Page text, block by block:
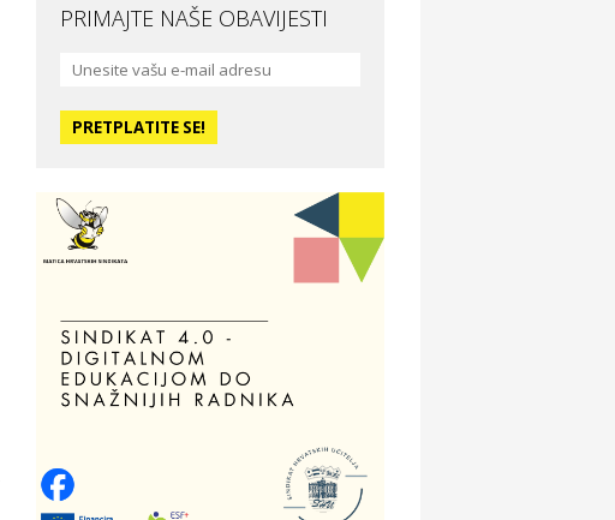
La Medusa SPA & beauty studio –
Hotel Vila Ružica Crikvenica
Odmor
Villa Baranja – popust na smještaj
Povoljnosti
Optika Adrialeće – online i fizičke
optike
PRIMAJTE NAŠE OBAVIJESTI